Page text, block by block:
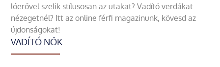
lóerővel szelik stílusosan az utakat? Vadító verdákat
nézegetnél? Itt az online férfi magazinunk, kövesd az
újdonságokat!
VADÍTÓ NŐK